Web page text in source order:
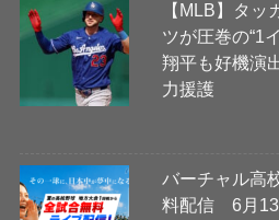
【MLB】タッ
ツが圧巻の“1
翔平も好機演
力援護
バーチャル高
料配信 6月13